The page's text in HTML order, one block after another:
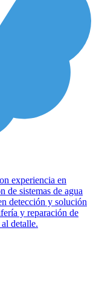
experiencia en
de sistemas de agua
detección y solución
y reparación de
detalle.